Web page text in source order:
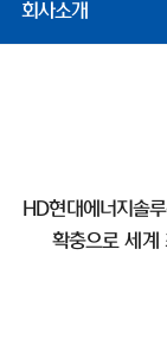
회사소개
HD현대에너지솔
확충으로 세계